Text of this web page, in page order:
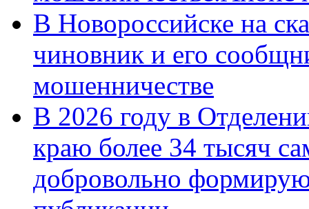
В Новороссийске на
чиновник и его
мошенничестве
В 2026 году в
краю более 34 тысяч
добровольно